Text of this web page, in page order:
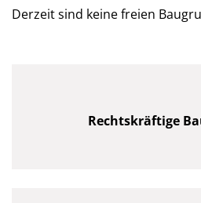
Derzeit sind keine freien
Rechtskräftige